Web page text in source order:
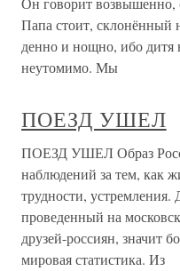
Папа стоит, склонённый
денно и нощно, ибо дитя
неутомимо. Мы
ПОЕЗД УШЕЛ
ПОЕЗД УШЕЛ Образ
наблюдений за тем, как
трудности, устремления.
проведенный на
друзей-россиян, значит
мировая статистика. Из